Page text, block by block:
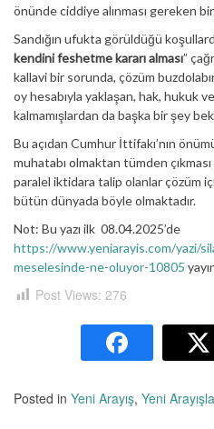
önünde ciddiye alınması gereken
Sandığın ufukta görüldüğü
kendini feshetme kararı alması”
kallavi bir sorunda, çözüm
oy hesabıyla yaklaşan, hak, hukuk
kalmamışlardan da başka bir şey
Bu açıdan Cumhur İttifakı’nın
muhatabı olmaktan tümden çıkması
paralel iktidara talip olanlar çözüm
bütün dünyada böyle olmaktadır.
Not: Bu yazı ilk 08.04.2025’de
https://www.yeniarayis.com/yazi/
meselesinde-ne-oluyor-10805
Post Views: 276
Posted in Yeni Arayış, Yeni